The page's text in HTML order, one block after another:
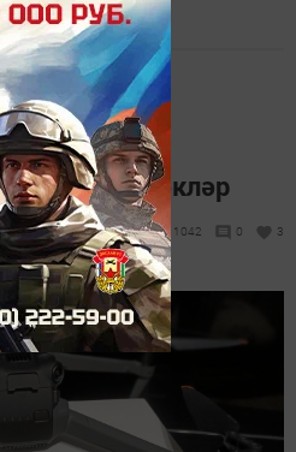
эзләячәкләр
- 13:37 1042 0 3